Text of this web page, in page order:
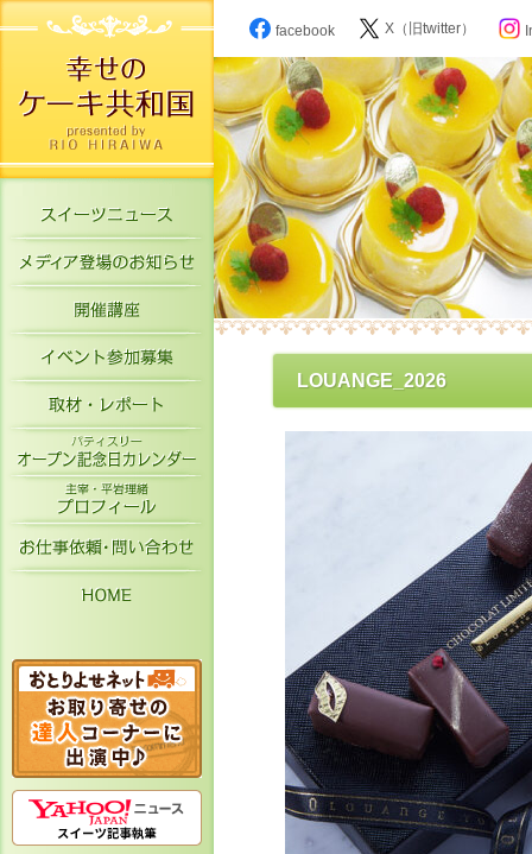
スイーツニュース
メディア登場のお知らせ
開催講座
イベント参加募集
facebook X（旧twitter）
LOUANGE_2026